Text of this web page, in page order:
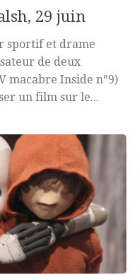
29 juin
sportif et drame
de deux
macabre Inside n°9)
un film sur le...